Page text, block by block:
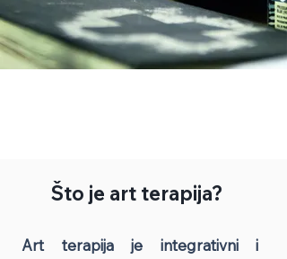
Što je art terapija?
Art terapija je integrativni i